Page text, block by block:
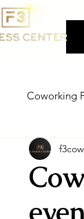
Coworking